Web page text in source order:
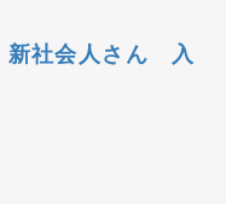
社会人さん 入